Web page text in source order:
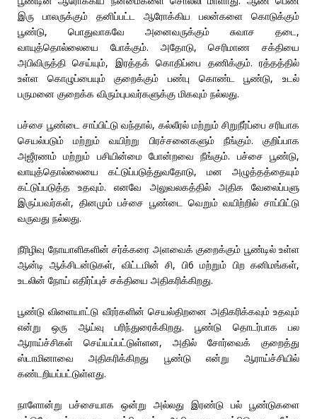
இரு பாலருக்கும் தனிப்பட்ட ஆரோக்கிய பலன்களை கொடுக்கும்
பூண்டு, பொதுவாகவே அனைவருக்கும் சுவாச தடை,
வாயுத்தொல்லையை போக்கும். அதோடு, செரிமாண சக்தியை
அபிவிருத்தி செய்யும், இரத்தக் கொதிப்பை தணிக்கும். ரத்தத்தில்
உள்ள கொழுப்பையும் குறைக்கும் பண்பு கொண்ட பூண்டு, உடல்
பருமனை குறைக்க விரும்புபவர்களுக்கு மிகவும் நல்லது.
பச்சை பூண்டை சாப்பிட்டு வந்தால், கல்லீரல் மற்றும் சிறுநீர்ப்பை சரியாக
செயல்படும் மற்றும் வயிற்று பிரச்சனைகளும் நீங்கும். குறிப்பாக
அஜீரணம் மற்றும் பசியின்மை போன்றவை நீங்கும். பச்சை பூண்டு,
வாயுத்தொல்லையை கட்டுப்படுத்துவதோடு, மன அழுத்தத்தையும்
கட்டுப்படுத்த உதவும். எனவே அலுவலகத்தில் அதிக வேலைப்பளு
இருப்பவர்கள், தினமும் பச்சை பூண்டை வெறும் வயிற்றில் சாப்பிட்டு
வருவது நல்லது.
நீரிழிவு நோயாளிகளின் சர்க்கரை அளவைக் குறைக்கும் பூண்டில் உள்ள
ஆன்டி ஆக்சிடன்டுகள், விட்டமின் சி, பி6 மற்றும் பிற கனிமங்கள்,
உடலின் நோய் எதிர்ப்புச் சக்தியை அதிகரிக்கிறது.
பூண்டு விளையாட்டு வீரர்களின் செயல்திறனை அதிகரிக்கவும் உதவும்
என்று ஒரு ஆய்வு பரிந்துரைக்கிறது. பூண்டு தொடர்பாக பல
ஆராய்ச்சிகள் செய்யப்பட்டுள்ளன, அதில் சோர்வைக் குறைத்து
ஸ்டாமினாவை அதிகரிக்கிறது பூண்டு என்று ஆராய்ச்சியில்
கண்டறியப்பட்டுள்ளது.
நாளோன்று பச்சையாக ஒன்று அல்லது இரண்டு பல் பூண்டுகளை